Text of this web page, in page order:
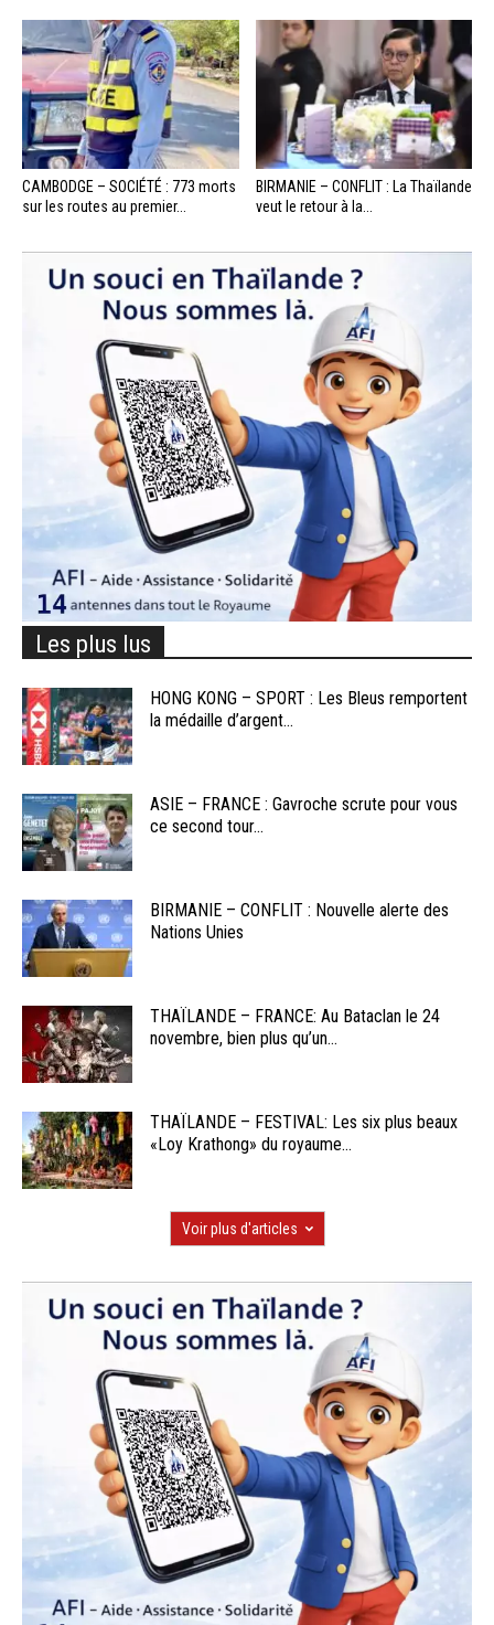
CAMBODGE – SOCIÉTÉ : 773 morts
sur les routes au premier...
BIRMANIE – CONFLIT : La Thaïlande
veut le retour à la...
Les plus lus
HONG KONG – SPORT : Les Bleus remportent
la médaille d’argent...
ASIE – FRANCE : Gavroche scrute pour vous
ce second tour...
BIRMANIE – CONFLIT : Nouvelle alerte des
Nations Unies
THAÏLANDE – FRANCE: Au Bataclan le 24
novembre, bien plus qu’un...
THAÏLANDE – FESTIVAL: Les six plus beaux
«Loy Krathong» du royaume...
Voir plus d'articles